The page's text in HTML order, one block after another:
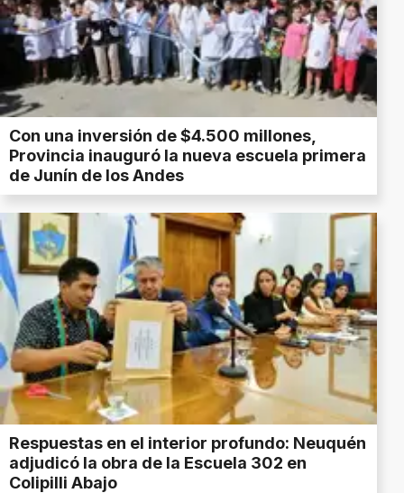
Con una inversión de $4.500 millones,
Provincia inauguró la nueva escuela primera
de Junín de los Andes
Respuestas en el interior profundo: Neuquén
adjudicó la obra de la Escuela 302 en
Colipilli Abajo